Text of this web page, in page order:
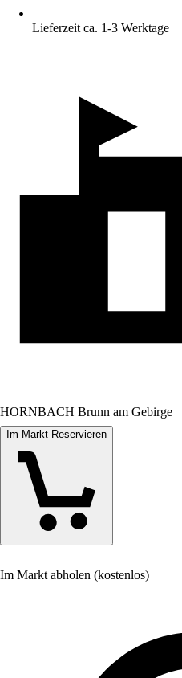
Lieferzeit ca. 1-3 Werktage
HORNBACH Brunn am Gebirge
Im Markt Reservieren
Im Markt abholen (kostenlos)